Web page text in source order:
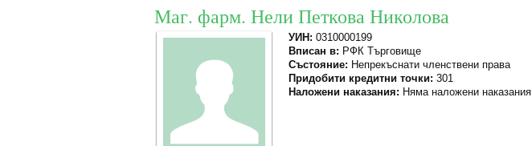
Маг. фарм. Нели Петкова Николова
УИН: 0310000199
Вписан в: РФК Търговище
Състояние: Непрекъснати членствени права
Придобити кредитни точки: 301
Наложени наказания: Няма наложени наказания